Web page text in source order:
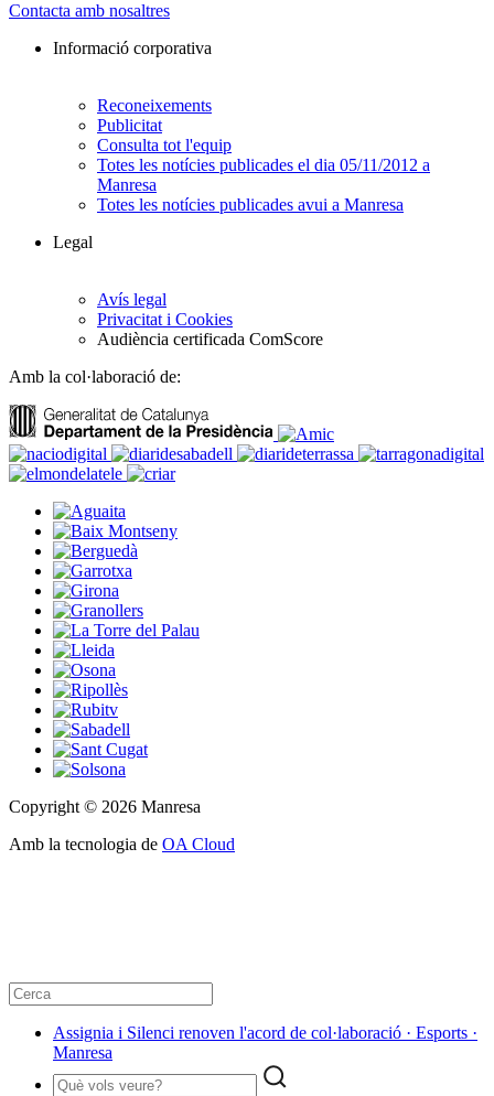
Contacta amb nosaltres
Informació corporativa
Reconeixements
Publicitat
Consulta tot l'equip
Totes les notícies publicades el dia 05/11/2012 a
Manresa
Totes les notícies publicades avui a Manresa
Legal
Avís legal
Privacitat i Cookies
Audiència certificada ComScore
Amb la col·laboració de:
Copyright © 2026 Manresa
Amb la tecnologia de OA Cloud
Assignia i Silenci renoven l'acord de col·laboració · Esports ·
Manresa